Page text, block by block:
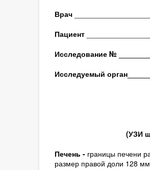
Врач
Пациент
Исследование №
Исследуемый орган
(УЗИ
Печень - границы печени
размер правой доли 128